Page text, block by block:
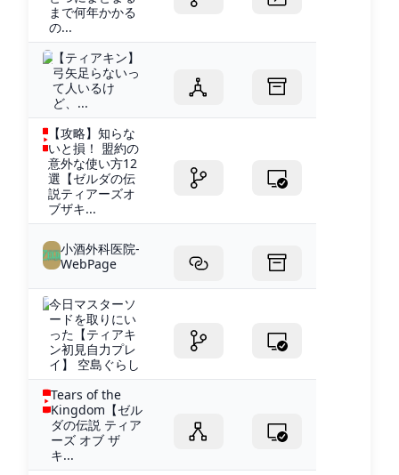
まで何年かかる
の...
【ティアキン】
弓矢足らないっ
て人いるけ
ど、...
【攻略】知らな
いと損！ 盟約の
意外な使い方12
選【ゼルダの伝
説ティアーズオ
ブザキ...
小酒外科医院-
WebPage
今日マスターソ
ードを取りにい
った【ティアキ
ン初見自力プレ
イ】 空島ぐらし
Tears of the
Kingdom【ゼル
ダの伝説 ティア
ーズ オブ ザ
キ...